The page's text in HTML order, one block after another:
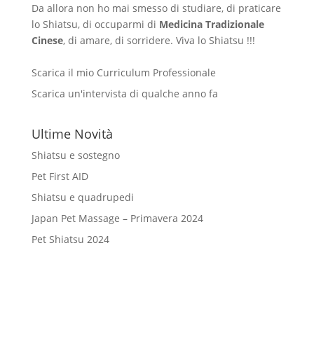
Da allora non ho mai smesso di studiare, di praticare
lo Shiatsu, di occuparmi di Medicina Tradizionale
Cinese, di amare, di sorridere. Viva lo Shiatsu !!!
Scarica il mio Curriculum Professionale
Scarica un'intervista di qualche anno fa
Ultime Novità
Shiatsu e sostegno
Pet First AID
Shiatsu e quadrupedi
Japan Pet Massage – Primavera 2024
Pet Shiatsu 2024